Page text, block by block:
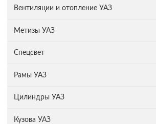
Вентиляции и отопление УАЗ
Метизы УАЗ
Спецсвет
Рамы УАЗ
Цилиндры УАЗ
Кузова УАЗ